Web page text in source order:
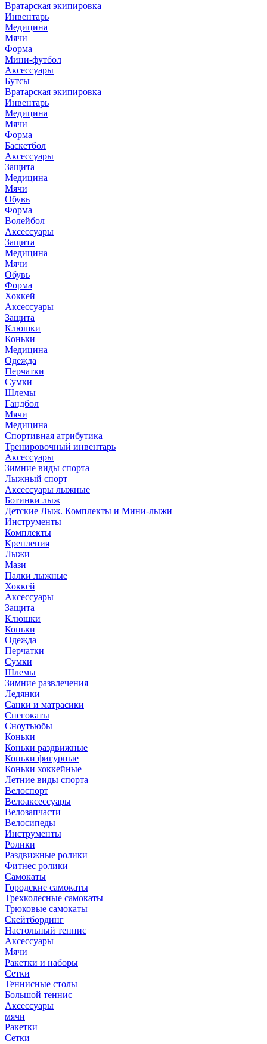
Вратарская экипировка
Инвентарь
Медицина
Мячи
Форма
Мини-футбол
Аксессуары
Бутсы
Вратарская экипировка
Инвентарь
Медицина
Мячи
Форма
Баскетбол
Аксессуары
Защита
Медицина
Мячи
Обувь
Форма
Волейбол
Аксессуары
Защита
Медицина
Мячи
Обувь
Форма
Хоккей
Аксессуары
Защита
Клюшки
Коньки
Медицина
Одежда
Перчатки
Сумки
Шлемы
Гандбол
Мячи
Медицина
Спортивная атрибутика
Тренировочный инвентарь
Аксессуары
Зимние виды спорта
Лыжный спорт
Аксессуары лыжные
Ботинки лыж
Детские Лыж. Комплекты и Мини-лыжи
Инструменты
Комплекты
Крепления
Лыжи
Мази
Палки лыжные
Хоккей
Аксессуары
Защита
Клюшки
Коньки
Одежда
Перчатки
Сумки
Шлемы
Зимние развлечения
Ледянки
Санки и матрасики
Снегокаты
Сноутьюбы
Коньки
Коньки раздвижные
Коньки фигурные
Коньки хоккейные
Летние виды спорта
Велоспорт
Велоаксессуары
Велозапчасти
Велосипеды
Инструменты
Ролики
Раздвижные ролики
Фитнес ролики
Самокаты
Городские самокаты
Трехколесные самокаты
Трюковые самокаты
Скейтбординг
Настольный теннис
Аксессуары
Мячи
Ракетки и наборы
Сетки
Теннисные столы
Большой теннис
Аксессуары
мячи
Ракетки
Сетки